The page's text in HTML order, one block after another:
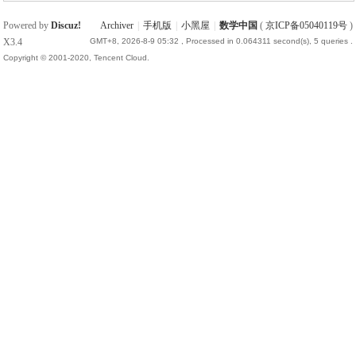
Archiver 手机版 小黑屋 数学中国 ( 京ICP备05040119号)
GMT+8, 2026-8-9 05:32 , Processed in 0.064311 second(s), 5 queries .
Powered byDiscuz!
X3.4
Copyright © 2001-2020, Tencent Cloud.